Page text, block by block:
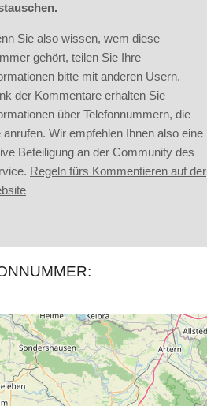
Sie also wissen, wem diese
gehört, teilen Sie Ihre
bitte mit anderen Usern.
der Kommentare erhalten Sie
über Telefonnummern, die
anrufen. Wir empfehlen Ihnen also eine
Beteiligung an der Community des
Regeln fürs Kommentieren auf der